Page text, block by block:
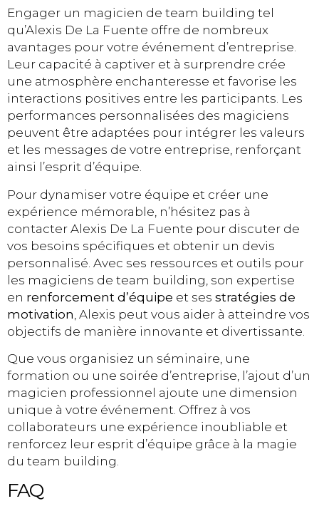
Engager un magicien de team building tel
qu’Alexis De La Fuente offre de nombreux
avantages pour votre événement d’entreprise.
Leur capacité à captiver et à surprendre crée
une atmosphère enchanteresse et favorise les
interactions positives entre les participants. Les
performances personnalisées des magiciens
peuvent être adaptées pour intégrer les valeurs
et les messages de votre entreprise, renforçant
ainsi l’esprit d’équipe.
Pour dynamiser votre équipe et créer une
expérience mémorable, n’hésitez pas à
contacter Alexis De La Fuente pour discuter de
vos besoins spécifiques et obtenir un devis
personnalisé. Avec ses ressources et outils pour
les magiciens de team building, son expertise
en renforcement d’équipe et ses stratégies de
motivation , Alexis peut vous aider à atteindre vos
objectifs de manière innovante et divertissante.
Que vous organisiez un séminaire, une
formation ou une soirée d’entreprise, l’ajout d’un
magicien professionnel ajoute une dimension
unique à votre événement. Offrez à vos
collaborateurs une expérience inoubliable et
renforcez leur esprit d’équipe grâce à la magie
du team building.
FAQ